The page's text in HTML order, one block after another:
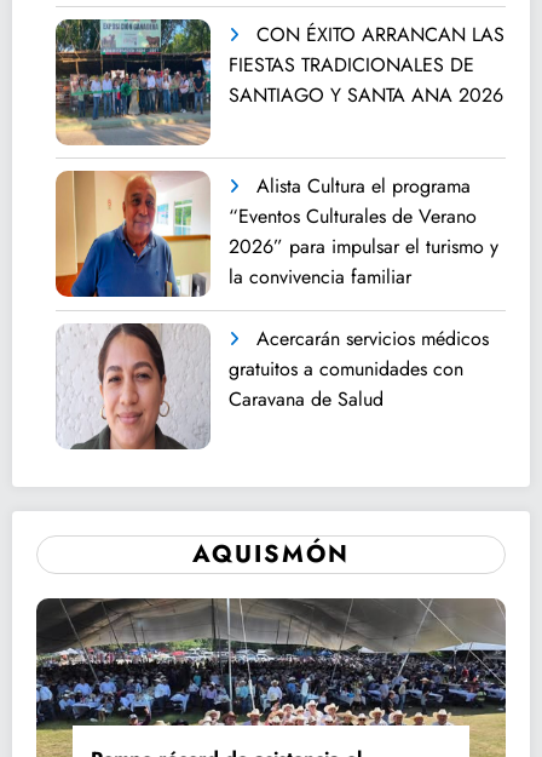
CON ÉXITO ARRANCAN LAS
FIESTAS TRADICIONALES DE
SANTIAGO Y SANTA ANA 2026
Alista Cultura el programa
“Eventos Culturales de Verano
2026” para impulsar el turismo y
la convivencia familiar
Acercarán servicios médicos
gratuitos a comunidades con
Caravana de Salud
AQUISMÓN